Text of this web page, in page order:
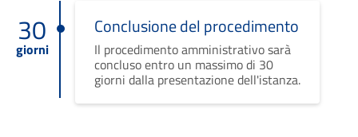
30
giorni
Conclusione del procedimento
Il procedimento amministrativo sarà
concluso entro un massimo di 30
giorni dalla presentazione dell'istanza.